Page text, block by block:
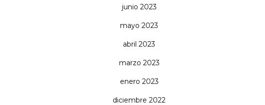
junio 2023
mayo 2023
abril 2023
marzo 2023
enero 2023
diciembre 2022